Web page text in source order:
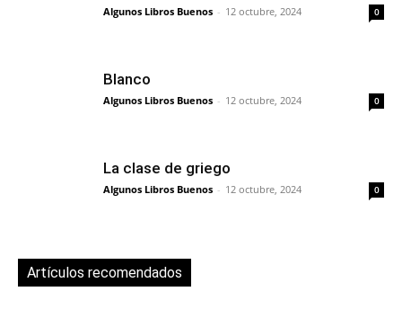
Algunos Libros Buenos - 12 octubre, 2024 0
Blanco
Algunos Libros Buenos - 12 octubre, 2024 0
La clase de griego
Algunos Libros Buenos - 12 octubre, 2024 0
Artículos recomendados